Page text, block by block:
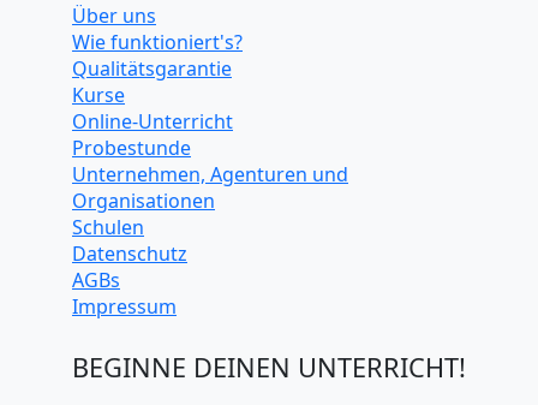
Über uns
Wie funktioniert's?
Qualitätsgarantie
Kurse
Online-Unterricht
Probestunde
Unternehmen, Agenturen und
Organisationen
Schulen
Datenschutz
AGBs
Impressum
BEGINNE DEINEN UNTERRICHT!